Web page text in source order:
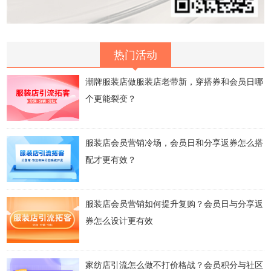
热门活动
潮牌服装店做服装店老带新，穿搭券和会员日哪
个更能裂变？
服装店会员营销冷场，会员日和分享返券怎么搭
配才更有效？
服装店会员营销如何提升复购？会员日与分享返
券怎么设计更有效
家纺店引流怎么做不打价格战？会员积分与社区